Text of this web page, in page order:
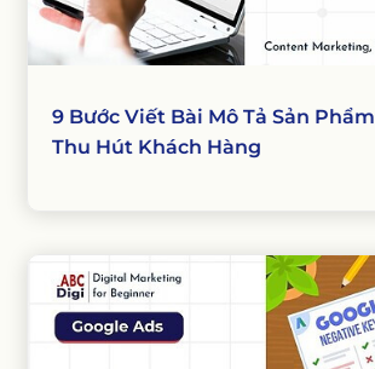
9 Bước Viết Bài Mô Tả Sản
Thu Hút Khách Hàng